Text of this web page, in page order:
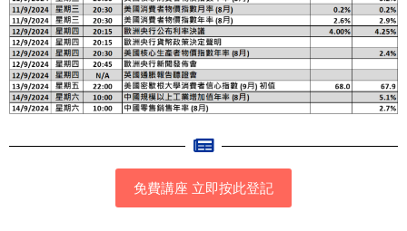
免費講座 立即按此登記